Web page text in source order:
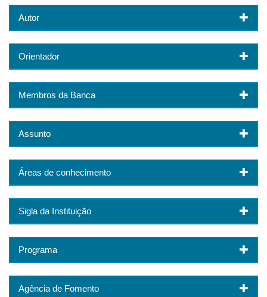
Autor
Orientador
Membros da Banca
Assunto
Áreas de conhecimento
Sigla da Instituição
Programa
Agência de Fomento